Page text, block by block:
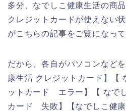
多分、なでしこ健康生活の商
クレジットカードが使えない
がこちらの記事をご覧になっ
だから、各自がパソコンなど
康生活 クレジットカード】【
ットカード エラー】【 なで
カード 失敗】【なでしこ健